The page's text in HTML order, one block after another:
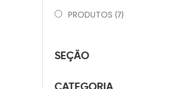
PRODUTOS (7)
SEÇÃO